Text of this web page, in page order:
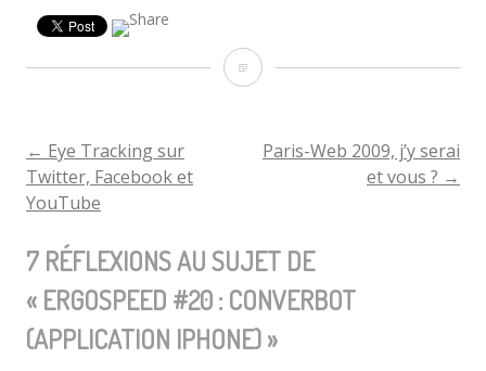
Ergospeed
iPhone)
NAVIGATION
DE
L'ARTICLE
← Eye Tracking sur
Twitter, Facebook et
YouTube
Paris-Web 2009, j’y serai
et vous ? →
7 RÉFLEXIONS AU SUJET DE
« ERGOSPEED #20 : CONVERBOT
(APPLICATION IPHONE)»